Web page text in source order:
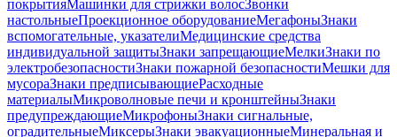
покрытияМашинки для стрижки волосЗвонки
настольныеПроекционное оборудованиеМегафоныЗнаки
вспомогательные, указателиМедицинские средства
индивидуальной защитыЗнаки запрещающиеМелкиЗнаки по
электробезопасностиЗнаки пожарной безопасностиМешки для
мусораЗнаки предписывающиеРасходные
материалыМикроволновые печи и кронштейныЗнаки
предупреждающиеМикрофоныЗнаки сигнальные,
оградительныеМиксерыЗнаки эвакуационныеМинеральная и